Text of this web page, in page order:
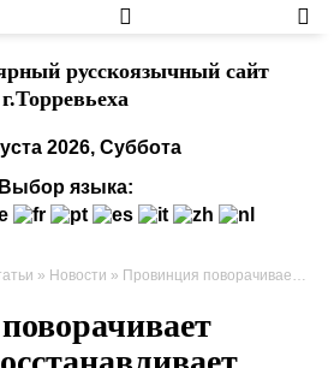
русскоязычный сайт
г.Торревьеха
2026, Суббота
Выбор языка:
» Новости » Провинция поворачивает направо и восстанавливает ратуши.